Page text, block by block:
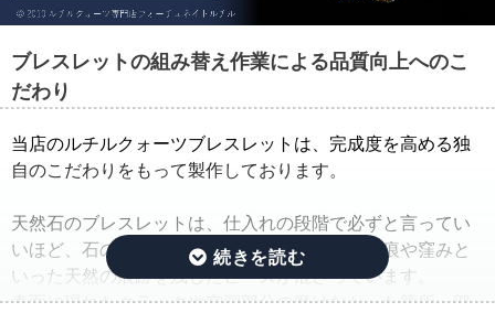
ブレスレットの組み替え作業による品質向上へのこ
だわり
当店のルチルクォーツブレスレットは、完成度を高める独
自のこだわりをもって製作しております。
天然石のブレスレットは、仕入れの段階で必ずと言ってい
いほど、石の品質のバラつきが生じ、クラック痕や窪みと
いった天然の痕跡を残したビーズが混ざっています。
表面に現れたクラックや空洞部分の磨けなかった箇所、部